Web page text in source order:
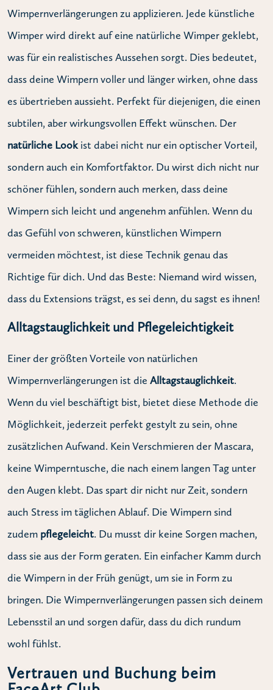
Wimpernverlängerungen zu applizieren. Jede künstliche
Wimper wird direkt auf eine natürliche Wimper geklebt,
was für ein realistisches Aussehen sorgt. Dies bedeutet,
dass deine Wimpern voller und länger wirken, ohne dass
es übertrieben aussieht. Perfekt für diejenigen, die einen
subtilen, aber wirkungsvollen Effekt wünschen. Der
natürliche Lookist dabei nicht nur ein optischer Vorteil,
sondern auch ein Komfortfaktor. Du wirst dich nicht nur
schöner fühlen, sondern auch merken, dass deine
Wimpern sich leicht und angenehm anfühlen. Wenn du
das Gefühl von schweren, künstlichen Wimpern
vermeiden möchtest, ist diese Technik genau das
Richtige für dich. Und das Beste: Niemand wird wissen,
dass du Extensions trägst, es sei denn, du sagst es ihnen!
Alltagstauglichkeit und Pflegeleichtigkeit
Einer der größten Vorteile von natürlichen
Wimpernverlängerungen ist die Alltagstauglichkeit.
Wenn du viel beschäftigt bist, bietet diese Methode die
Möglichkeit, jederzeit perfekt gestylt zu sein, ohne
zusätzlichen Aufwand. Kein Verschmieren der Mascara,
keine Wimperntusche, die nach einem langen Tag unter
den Augen klebt. Das spart dir nicht nur Zeit, sondern
auch Stress im täglichen Ablauf. Die Wimpern sind
zudem pflegeleicht. Du musst dir keine Sorgen machen,
dass sie aus der Form geraten. Ein einfacher Kamm durch
die Wimpern in der Früh genügt, um sie in Form zu
bringen. Die Wimpernverlängerungen passen sich deinem
Lebensstil an und sorgen dafür, dass du dich rundum
wohl fühlst.
Vertrauen und Buchung beim